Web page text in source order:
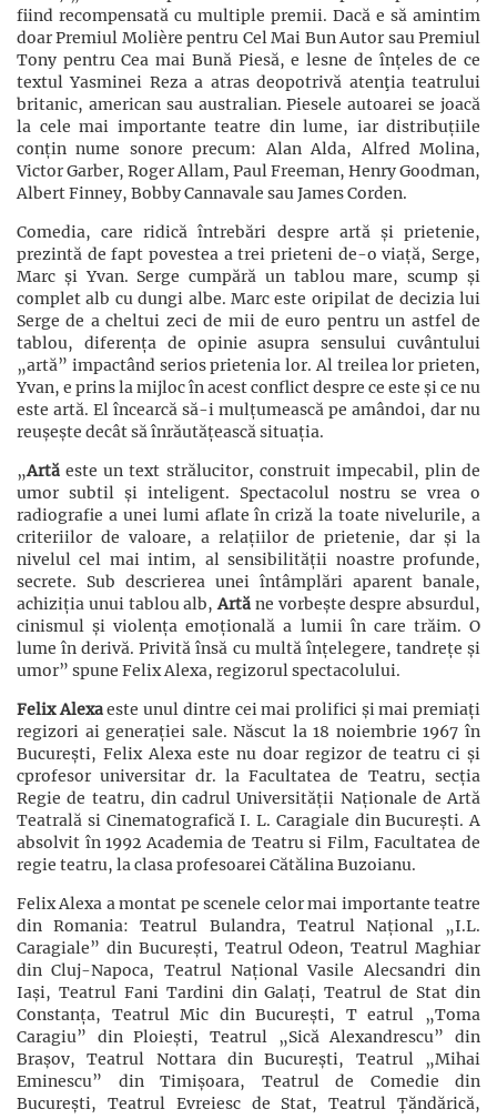
fiind recompensată cu multiple premii. Dacă e să amintim
doar Premiul Molière pentru Cel Mai Bun Autor sau Premiul
Tony pentru Cea mai Bună Piesă, e lesne de înțeles de ce
textul Yasminei Reza a atras deopotrivă atenţia teatrului
britanic, american sau australian. Piesele autoarei se joacă
la cele mai importante teatre din lume, iar distribuțiile
conțin nume sonore precum: Alan Alda, Alfred Molina,
Victor Garber, Roger Allam, Paul Freeman, Henry Goodman,
Albert Finney, Bobby Cannavale sau James Corden.
Comedia, care ridică întrebări despre artă și prietenie,
prezintă de fapt povestea a trei prieteni de-o viață, Serge,
Marc și Yvan. Serge cumpără un tablou mare, scump și
complet alb cu dungi albe. Marc este oripilat de decizia lui
Serge de a cheltui zeci de mii de euro pentru un astfel de
tablou, diferența de opinie asupra sensului cuvântului
„artă” impactând serios prietenia lor. Al treilea lor prieten,
Yvan, e prins la mijloc în acest conflict despre ce este și ce nu
este artă. El încearcă să-i mulțumească pe amândoi, dar nu
reușește decât să înrăutățească situația.
„Artă este un text strălucitor, construit impecabil, plin de
umor subtil și inteligent. Spectacolul nostru se vrea o
radiografie a unei lumi aflate în criză la toate nivelurile, a
criteriilor de valoare, a relațiilor de prietenie, dar și la
nivelul cel mai intim, al sensibilității noastre profunde,
secrete. Sub descrierea unei întâmplări aparent banale,
achiziția unui tablou alb,Artă ne vorbește despre absurdul,
cinismul și violența emoțională a lumii în care trăim. O
lume în derivă. Privită însă cu multă înțelegere, tandrețe și
umor” spune Felix Alexa, regizorul spectacolului.
Felix Alexaeste unul dintre cei mai prolifici și mai premiați
regizori ai generației sale. Născut la 18 noiembrie 1967 în
București, Felix Alexa este nu doar regizor de teatru ci și
cprofesor universitar dr. la Facultatea de Teatru, secția
Regie de teatru, din cadrul Universității Naționale de Artă
Teatrală si Cinematografică I. L. Caragiale din București. A
absolvit în 1992 Academia de Teatru si Film, Facultatea de
regie teatru, la clasa profesoarei Cătălina Buzoianu.
Felix Alexa a montat pe scenele celor mai importante teatre
din Romania: Teatrul Bulandra, Teatrul Național „I.L.
Caragiale” din București, Teatrul Odeon, Teatrul Maghiar
din Cluj-Napoca, Teatrul Național Vasile Alecsandri din
Iași, Teatrul Fani Tardini din Galați, Teatrul de Stat din
Constanța, Teatrul Mic din București, T eatrul „Toma
Caragiu” din Ploiești, Teatrul „Sică Alexandrescu” din
Brașov, Teatrul Nottara din București, Teatrul „Mihai
Eminescu” din Timișoara, Teatrul de Comedie din
București, Teatrul Evreiesc de Stat, Teatrul Țăndărică,